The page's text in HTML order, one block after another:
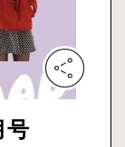
号